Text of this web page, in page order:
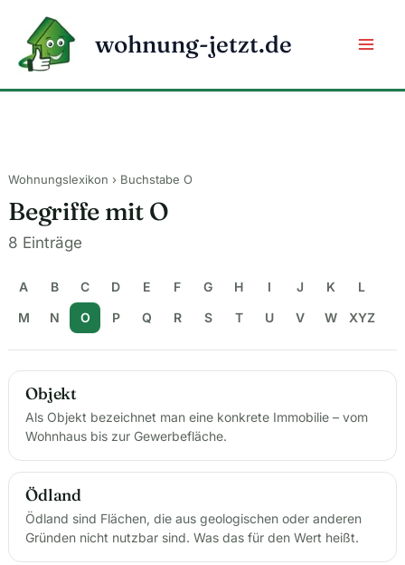
Inhalt
springen
wohnung-jetzt.de
Wohnungslexikon › Buchstabe O
Begriffe mit O
8 Einträge
A B C D E F G H I J K
L
M
N O P Q R S T U V W XYZ
Objekt
Als Objekt bezeichnet man eine konkrete Immobilie – vom
Wohnhaus bis zur Gewerbefläche.
Ödland
Ödland sind Flächen, die aus geologischen oder anderen
Gründen nicht nutzbar sind. Was das für den Wert heißt.